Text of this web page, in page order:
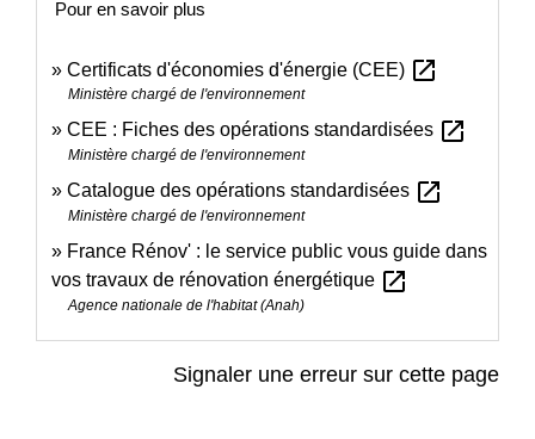
Pour en savoir plus
Certificats d'économies d'énergie (CEE) open_in_new
Ministère chargé de l'environnement
CEE : Fiches des opérations standardisées open_in_new
Ministère chargé de l'environnement
Catalogue des opérations standardisées open_in_new
Ministère chargé de l'environnement
France Rénov' : le service public vous guide dans
vos travaux de rénovation énergétique open_in_new
Agence nationale de l'habitat (Anah)
Signaler une erreur sur cette page